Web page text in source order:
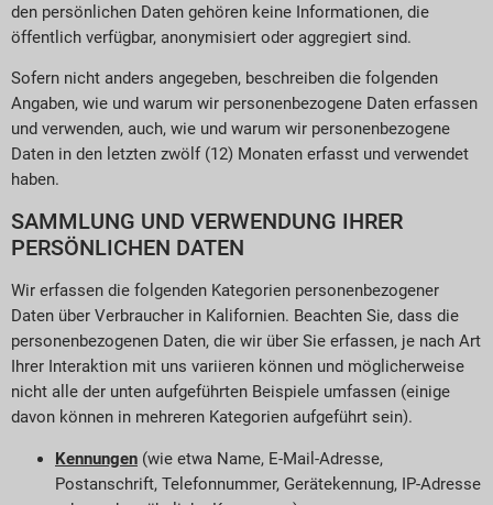
den persönlichen Daten gehören keine Informationen, die
öffentlich verfügbar, anonymisiert oder aggregiert sind.
Sofern nicht anders angegeben, beschreiben die folgenden
Angaben, wie und warum wir personenbezogene Daten erfassen
und verwenden, auch, wie und warum wir personenbezogene
Daten in den letzten zwölf (12) Monaten erfasst und verwendet
haben.
SAMMLUNG UND VERWENDUNG IHRER
PERSÖNLICHEN DATEN
Wir erfassen die folgenden Kategorien personenbezogener
Daten über Verbraucher in Kalifornien. Beachten Sie, dass die
personenbezogenen Daten, die wir über Sie erfassen, je nach Art
Ihrer Interaktion mit uns variieren können und möglicherweise
nicht alle der unten aufgeführten Beispiele umfassen (einige
davon können in mehreren Kategorien aufgeführt sein).
Kennungen (wie etwa Name, E-Mail-Adresse,
Postanschrift, Telefonnummer, Gerätekennung, IP-Adresse